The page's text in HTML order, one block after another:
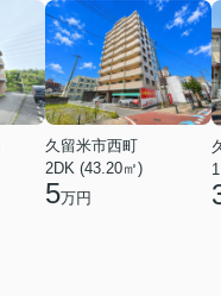
久留米市西町
2DK (43.20㎡)
5万円